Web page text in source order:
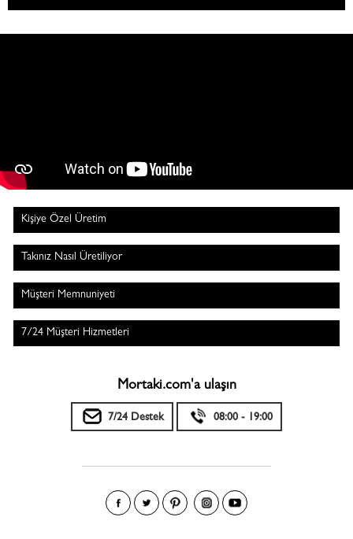
Kişiye Özel Üretim
Takınız Nasıl Üretiliyor
Müşteri Memnuniyeti
7/24 Müşteri Hizmetleri
Mortaki.com'a ulaşın
7/24 Destek 08:00 - 19:00